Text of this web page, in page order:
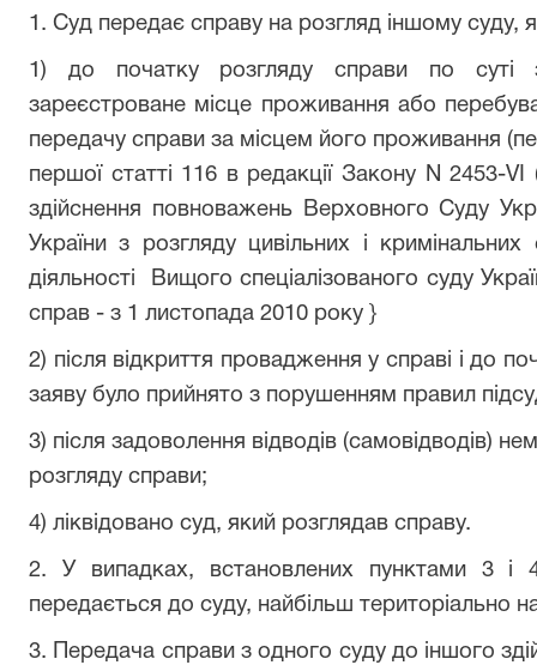
1. Суд передає справу на розгляд іншому суду,
1) до початку розгляду справи по суті
зареєстроване місце проживання або
передачу справи за місцем його
першої статті 116 в редакції Закону N 2453-
здійснення повноважень Верховного Суду
України з розгляду цивільних і
діяльності Вищого спеціалізованого суду
справ - з 1 листопада 2010 року }
2) після відкриття провадження у справі і до
заяву було прийнято з порушенням правил
3) після задоволення відводів (самовідводів)
розгляду справи;
4) ліквідовано суд, який розглядав справу.
2. У випадках, встановлених пунктами 3 і
передається до суду, найбільш територіально
3. Передача справи з одного суду до іншого